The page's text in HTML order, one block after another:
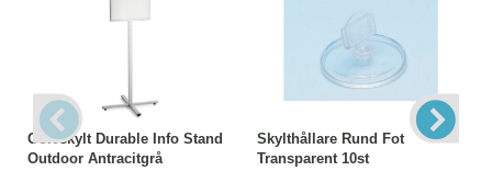
Golvskylt Durable Info Stand
Outdoor Antracitgrå
Skylthållare Rund Fot
Transparent 10st